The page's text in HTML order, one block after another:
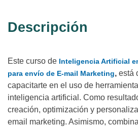
Descripción
Este curso de Inteligencia Artificial
para envío de E-mail Marketing, está
capacitarte en el uso de
inteligencia artificial. Como
creación, optimización y
email marketing. Asimismo,